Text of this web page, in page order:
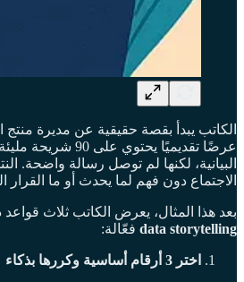
عرضًا تقديميًا يحتوي
البيانية، لكنها لم توصل رسالة واضحة.
الاجتماع دون فهم لما يحدث أو ما القرار
بعد هذا المثال، يعرض الكاتب ثلاث
data storytelling فعّالة:
اختر 3 أرقام أساسية وكررها بذكاء